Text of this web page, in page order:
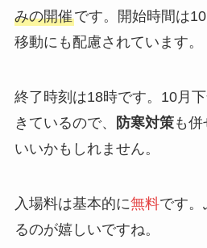
みの開催です。開始時間は
移動にも配慮されています。
終了時刻は18時です。10月
きているので、
防寒対策も併
いいかもしれません。
入場料は基本的に無料です。
るのが嬉しいですね。